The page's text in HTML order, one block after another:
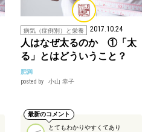
病気（症例別）と栄養 2017.10.24
人はなぜ太るのか ①「太
る」とはどういうこと？
肥満
posted by
小山 幸子
最新のコメント
とてもわかりやすくてあり